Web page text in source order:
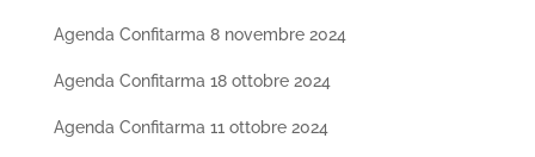
Agenda Confitarma 8 novembre 2024
Agenda Confitarma 18 ottobre 2024
Agenda Confitarma 11 ottobre 2024